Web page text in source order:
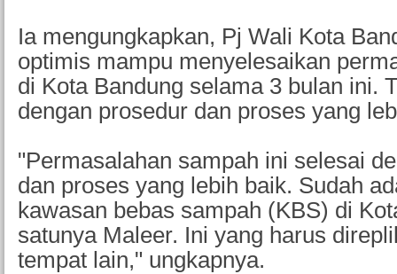
Ia mengungkapkan, Pj Wali Kota
optimis mampu menyelesaikan
di Kota Bandung selama 3 bulan ini.
dengan prosedur dan proses yang
"Permasalahan sampah ini selesai
dan proses yang lebih baik. Sudah
kawasan bebas sampah (KBS) di
satunya Maleer. Ini yang harus
tempat lain," ungkapnya.